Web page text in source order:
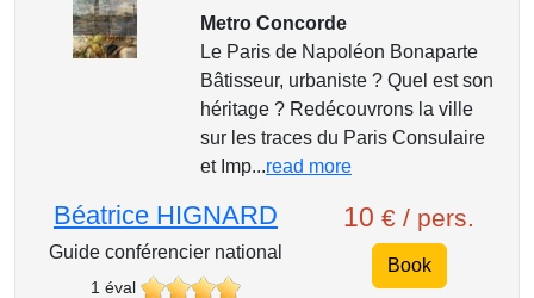
Metro Concorde
Le Paris de Napoléon Bonaparte
Bâtisseur, urbaniste ? Quel est son
héritage ? Redécouvrons la ville
sur les traces du Paris Consulaire
et Imp...read more
Béatrice HIGNARD
Guide conférencier national
1 éval
10 € / pers.
Book